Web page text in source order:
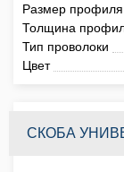
Размер профиля
Толщина
Тип проволоки
Цвет
СКОБА